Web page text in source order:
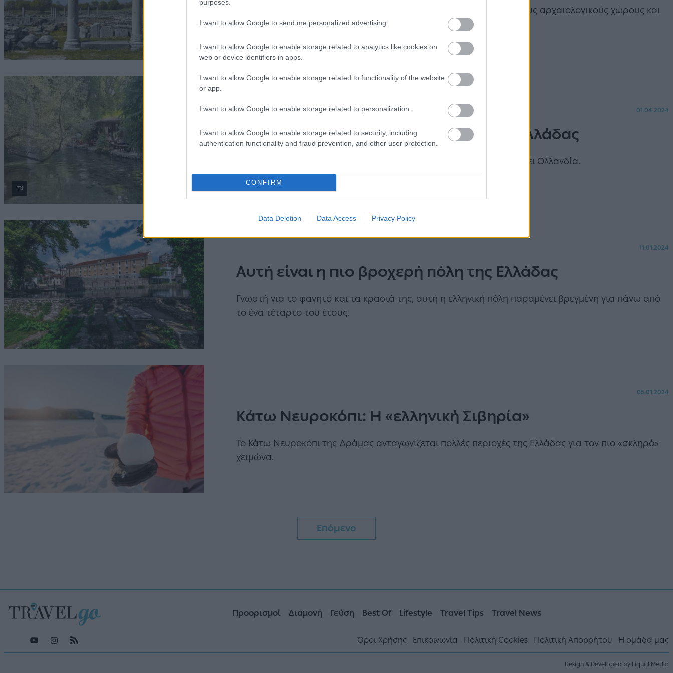
purposes.
I want to allow Google to send me personalized advertising.
I want to allow Google to enable storage related to analytics like cookies on
web or device identifiers in apps.
I want to allow Google to enable storage related to functionality of the website
or app.
I want to allow Google to enable storage related to personalization.
I want to allow Google to enable storage related to security, including
authentication functionality and fraud prevention, and other user protection.
CONFIRM
Data Deletion Data Access Privacy Policy
Ένα road trip στην Ανατολική Μακεδονία με σταθμούς σε σπουδαίους αρχαιολογικούς χώρους και
μνημεία μοναδικής φυσικής ομορφιάς.
01.04.2024
Γνωρίστε το μικρό «Άμστερνταμ» της Ελλάδας
Το καταπράσινο ελληνικό χωριό με το πανέμορφο ποτάμι που θυμίζει Ολλανδία.
11.01.2024
Αυτή είναι η πιο βροχερή πόλη της Ελλάδας
Γνωστή για το φαγητό και τα κρασιά της, αυτή η ελληνική πόλη παραμένει βρεγμένη για πάνω από
το ένα τέταρτο του έτους.
05.01.2024
Κάτω Νευροκόπι: Η «ελληνική Σιβηρία»
To Κάτω Νευροκόπι της Δράμας ανταγωνίζεται πολλές περιοχές της Ελλάδας για τον πιο «σκληρό»
χειμώνα.
Επόμενο
Προορισμοί Διαμονή Γεύση Best Of Lifestyle Travel Tips Travel News
Όροι Χρήσης Επικοινωνία Πολιτική Cookies Πολιτική Απορρήτου Η ομάδα μας
Design & Developed by Liquid Media